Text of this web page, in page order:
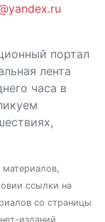
портал
лента
часа в
ссылки на
со страницы
изданий